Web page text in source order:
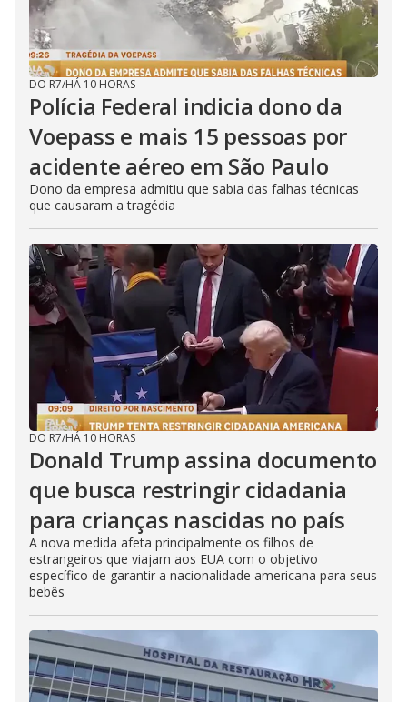
DO R7/HÁ 10 HORAS
Polícia Federal indicia dono da
Voepass e mais 15 pessoas por
acidente aéreo em São Paulo
Dono da empresa admitiu que sabia das falhas técnicas
que causaram a tragédia
DO R7/HÁ 10 HORAS
Donald Trump assina documento
que busca restringir cidadania
para crianças nascidas no país
A nova medida afeta principalmente os filhos de
estrangeiros que viajam aos EUA com o objetivo
específico de garantir a nacionalidade americana para seus
bebês